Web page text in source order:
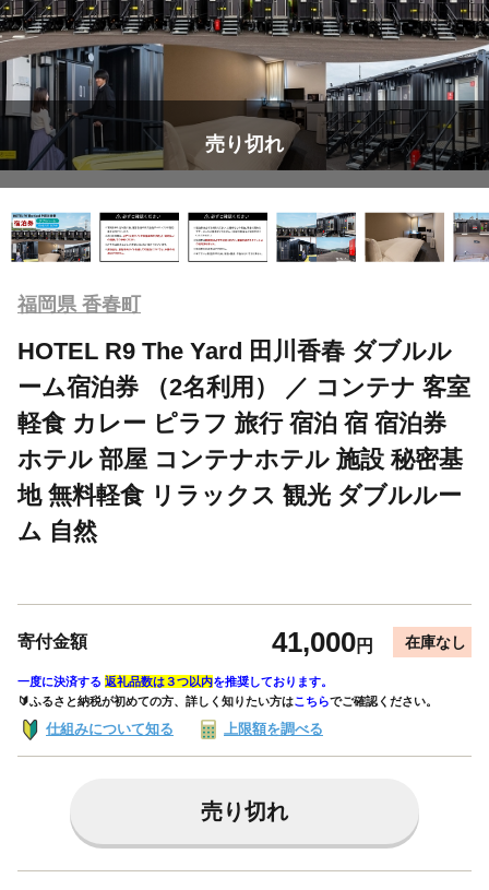
売り切れ
福岡県 香春町
HOTEL R9 The Yard 田川香春 ダブルル
ーム宿泊券 （2名利用） ／ コンテナ 客室
軽食 カレー ピラフ 旅行 宿泊 宿 宿泊券
ホテル 部屋 コンテナホテル 施設 秘密基
地 無料軽食 リラックス 観光 ダブルルー
ム 自然
寄付金額 41,000円 在庫なし
一度に決済する 返礼品数は３つ以内を推奨しております。
🔰ふるさと納税が初めての方、詳しく知りたい方はこちらでご確認ください。
仕組みについて知る 上限額を調べる
売り切れ